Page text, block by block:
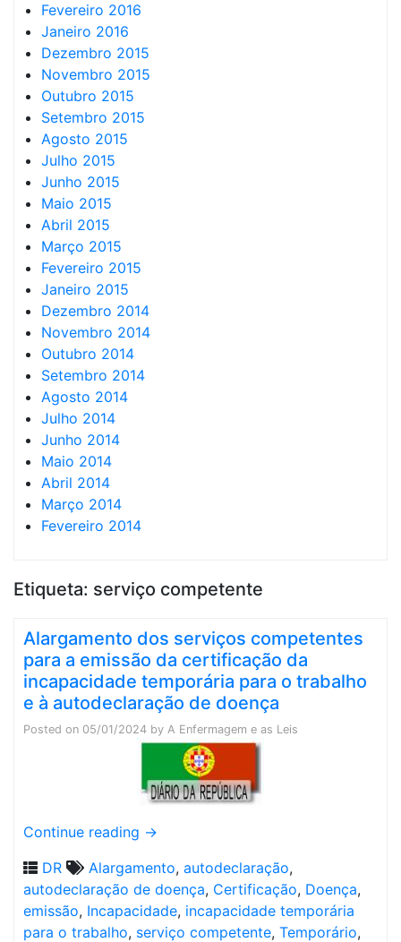
Fevereiro 2016
Janeiro 2016
Dezembro 2015
Novembro 2015
Outubro 2015
Setembro 2015
Agosto 2015
Julho 2015
Junho 2015
Maio 2015
Abril 2015
Março 2015
Fevereiro 2015
Janeiro 2015
Dezembro 2014
Novembro 2014
Outubro 2014
Setembro 2014
Agosto 2014
Julho 2014
Junho 2014
Maio 2014
Abril 2014
Março 2014
Fevereiro 2014
Etiqueta: serviço competente
Alargamento dos serviços competentes
para a emissão da certificação da
incapacidade temporária para o trabalho
e à autodeclaração de doença
Posted on 05/01/2024 by A Enfermagem e as Leis
Continue reading →
DR
Alargamento, autodeclaração,
autodeclaração de doença, Certificação, Doença,
emissão, Incapacidade, incapacidade temporária
para o trabalho, serviço competente, Temporário,